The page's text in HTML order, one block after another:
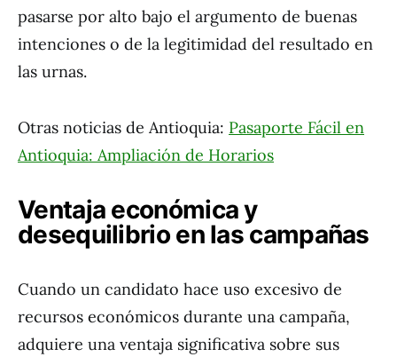
pasarse por alto bajo el argumento de buenas
intenciones o de la legitimidad del resultado en
las urnas.
Otras noticias de Antioquia: Pasaporte Fácil en
Antioquia: Ampliación de Horarios
Ventaja económica y
desequilibrio en las campañas
Cuando un candidato hace uso excesivo de
recursos económicos durante una campaña,
adquiere una ventaja significativa sobre sus